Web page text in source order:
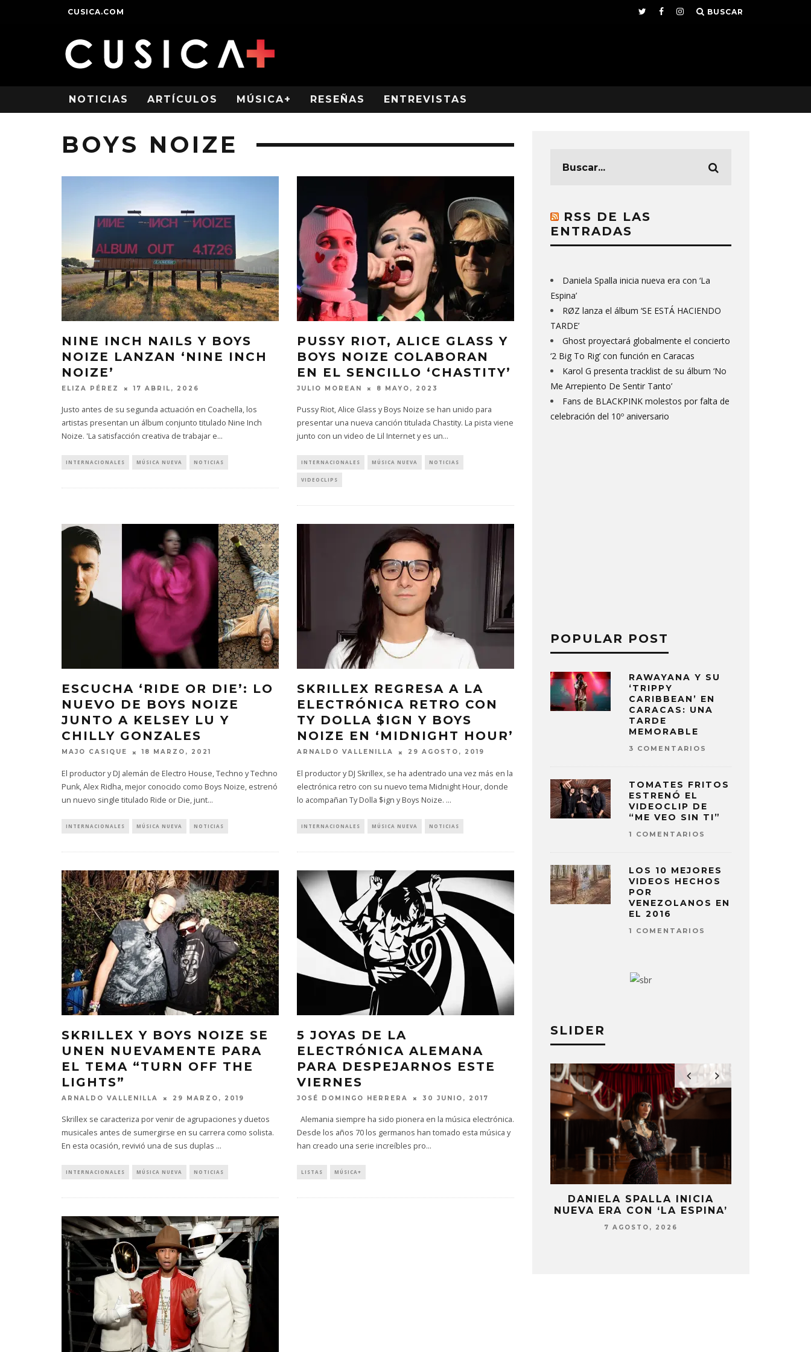
CUSICA.COM BUSCAR
NOTICIAS ARTÍCULOS MÚSICA+ RESEÑAS ENTREVISTAS
BOYS NOIZE
NINE INCH NAILS Y BOYS
NOIZE LANZAN ‘NINE INCH
NOIZE’
ELIZA PÉREZ 17 ABRIL, 2026
Justo antes de su segunda actuación en Coachella, los
artistas presentan un álbum conjunto titulado Nine Inch
Noize. 'La satisfacción creativa de trabajar e...
INTERNACIONALES MÚSICA NUEVA NOTICIAS
PUSSY RIOT, ALICE GLASS Y
BOYS NOIZE COLABORAN
EN EL SENCILLO ‘CHASTITY’
JULIO MOREAN 8 MAYO, 2023
Pussy Riot, Alice Glass y Boys Noize se han unido para
presentar una nueva canción titulada Chastity. La pista viene
junto con un video de Lil Internet y es un...
INTERNACIONALES MÚSICA NUEVA NOTICIAS
VIDEOCLIPS
ESCUCHA ‘RIDE OR DIE’: LO
NUEVO DE BOYS NOIZE
JUNTO A KELSEY LU Y
CHILLY GONZALES
MAJO CASIQUE 18 MARZO, 2021
El productor y DJ alemán de Electro House, Techno y Techno
Punk, Alex Ridha, mejor conocido como Boys Noize, estrenó
un nuevo single titulado Ride or Die, junt...
INTERNACIONALES MÚSICA NUEVA NOTICIAS
SKRILLEX REGRESA A LA
ELECTRÓNICA RETRO CON
TY DOLLA $IGN Y BOYS
NOIZE EN ‘MIDNIGHT HOUR’
ARNALDO VALLENILLA 29 AGOSTO, 2019
El productor y DJ Skrillex, se ha adentrado una vez más en la
electrónica retro con su nuevo tema Midnight Hour, donde
lo acompañan Ty Dolla $ign y Boys Noize. ...
INTERNACIONALES MÚSICA NUEVA NOTICIAS
SKRILLEX Y BOYS NOIZE SE
UNEN NUEVAMENTE PARA
EL TEMA “TURN OFF THE
LIGHTS”
ARNALDO VALLENILLA 29 MARZO, 2019
Skrillex se caracteriza por venir de agrupaciones y duetos
musicales antes de sumergirse en su carrera como solista.
En esta ocasión, revivió una de sus duplas ...
INTERNACIONALES MÚSICA NUEVA NOTICIAS
5 JOYAS DE LA
ELECTRÓNICA ALEMANA
PARA DESPEJARNOS ESTE
VIERNES
JOSÉ DOMINGO HERRERA 30 JUNIO, 2017
Alemania siempre ha sido pionera en la música electrónica.
Desde los años 70 los germanos han tomado esta música y
han creado una serie increíbles pro...
LISTAS MÚSICA+
RSS DE LAS
ENTRADAS
Daniela Spalla inicia nueva era con ‘La
Espina’
RØZ lanza el álbum ‘SE ESTÁ HACIENDO
TARDE’
Ghost proyectará globalmente el concierto
‘2 Big To Rig’ con función en Caracas
Karol G presenta tracklist de su álbum ‘No
Me Arrepiento De Sentir Tanto’
Fans de BLACKPINK molestos por falta de
celebración del 10º aniversario
POPULAR POST
RAWAYANA Y SU
‘TRIPPY
CARIBBEAN’ EN
CARACAS: UNA
TARDE
MEMORABLE
3 COMENTARIOS
TOMATES FRITOS
ESTRENÓ EL
VIDEOCLIP DE
“ME VEO SIN TI”
1 COMENTARIOS
LOS 10 MEJORES
VIDEOS HECHOS
POR
VENEZOLANOS EN
EL 2016
1 COMENTARIOS
SLIDER
BLIND CHANNEL REGRESA
DANIELA SPALLA INICIA
NUEVA ERA CON ‘LA ESPINA’
7 AGOSTO, 2026